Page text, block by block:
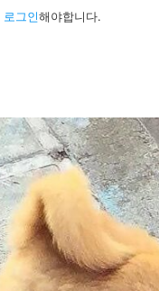
로그인해야합니다.